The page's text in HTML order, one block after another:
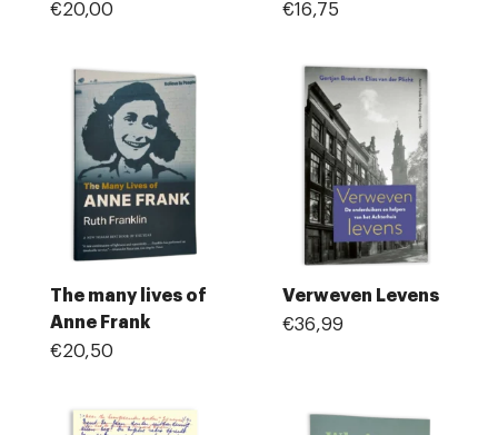
€20,00
€16,75
The many lives of
Anne Frank
€20,50
Verweven Levens
€36,99